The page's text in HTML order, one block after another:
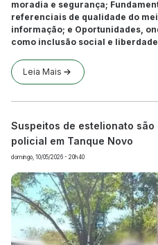
moradia e segurança;
referenciais de qualidade do
informação; e Oportunidades,
como inclusão social e
Leia Mais
Suspeitos de estelionato
policial em Tanque Novo
domingo, 10/05/2026 - 20h40